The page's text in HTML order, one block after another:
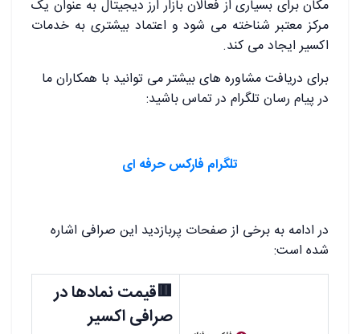
مکان برای بسیاری از فعالان بازار ارز دیجیتال به‌ عنوان یک
مرکز معتبر شناخته می‌ شود و اعتماد بیشتری به خدمات
اکسیر ایجاد می‌ کند.
برای دریافت مشاوره های بیشتر می توانید با همکاران ما
در پیام رسان تلگرام در تماس باشید:
تلگرام فارکس حرفه ای
در ادامه به برخی از صفحات پربازدید این صرافی اشاره
شده است:
🟥قیمت نمادها در
صرافی اکسیر